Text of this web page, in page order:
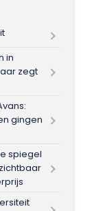
in
zegt
gingen
spiegel